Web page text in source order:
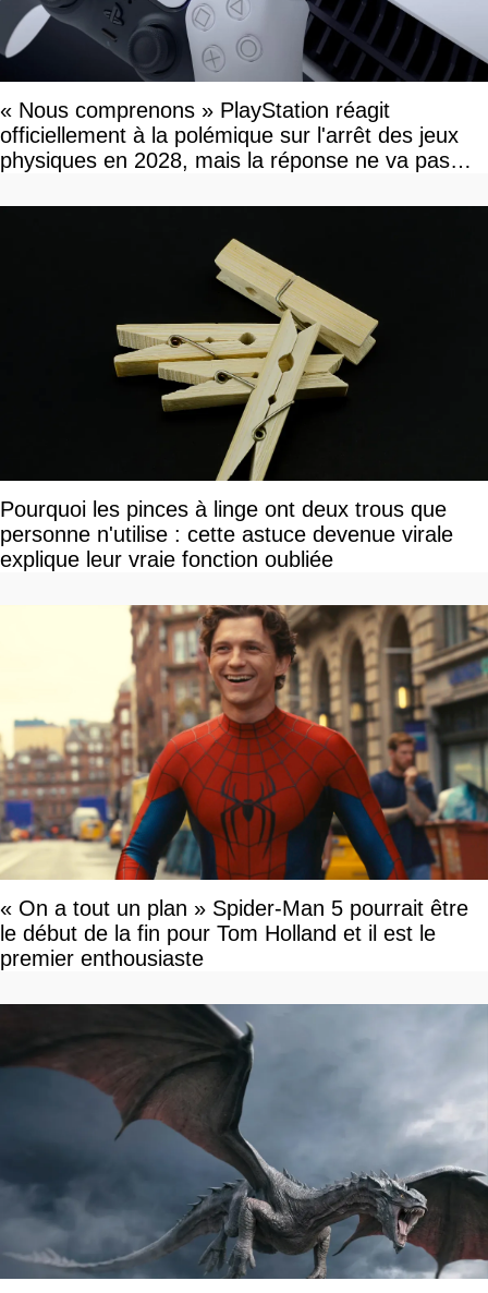
« Nous comprenons » PlayStation réagit
officiellement à la polémique sur l'arrêt des jeux
physiques en 2028, mais la réponse ne va pas
Pourquoi les pinces à linge ont deux trous que
personne n'utilise : cette astuce devenue virale
explique leur vraie fonction oubliée
« On a tout un plan » Spider-Man 5 pourrait être
le début de la fin pour Tom Holland et il est le
premier enthousiaste